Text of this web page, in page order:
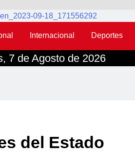
Internacional Deportes
7 de Agosto de 2026
del Estado